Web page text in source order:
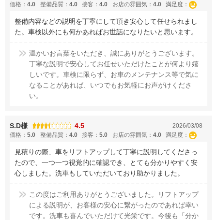
価格： 4.0 整備品質： 4.0 接客：4.0 お店の雰囲気： 4.0 満足度：
整備内容などの説明を丁寧にして頂き安心して任せられまし
た。車検以外にも何かあればお世話になりたいと思います。
温かいお言葉をいただき、誠にありがとうございます。
丁寧な説明で安心してお任せいただけたことが何より嬉
しいです。車検に限らず、お車のメンテナンス等で気に
なることがあれば、いつでもお気軽にお声がけくださ
い。
S.D様 4.5
2026/03/08
価格： 5.0 整備品質： 4.0 接客：5.0 お店の雰囲気： 4.0 満足度：
見積りの際、車をリフトアップして丁寧に説明してくださっ
たので、一つ一つ視覚的に確認でき、とても分かりやすく安
心しました。洗車もしていただいており助かりました。
この度はご利用ありがとうございました。リフトアップ
による説明が、お客様の安心に繋がったのであれば幸い
です。洗車も喜んでいただけて光栄です。今後も「分か